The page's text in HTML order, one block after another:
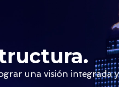
una visión integrada